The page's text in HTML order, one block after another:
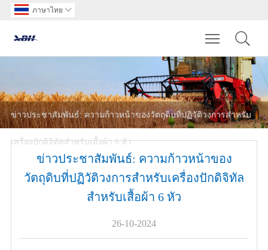
ภาษาไทย 
Toggle
ข่าวประชาสัมพันธ์: ความก้าวหน้าของวัตถุดิบที่ปฏิวัติวงการสำหรับ
เครื่องปักดิจิทัลสำหรับเสื้อผ้า 6 หัว
ข่าวประชาสัมพันธ์: ความก้าวหน้าของ
วัตถุดิบที่ปฏิวัติวงการสำหรับเครื่องปักดิจิทัล
สำหรับเสื้อผ้า 6 หัว
26-10-2024